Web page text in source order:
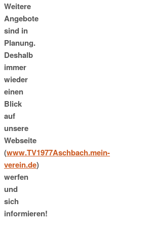
Weitere
Angebote
sind in
Planung.
Deshalb
immer
wieder
einen
Blick
auf
unsere
Webseite
(www.TV1977Aschbach.mein-
verein.de)
werfen
und
sich
informieren!